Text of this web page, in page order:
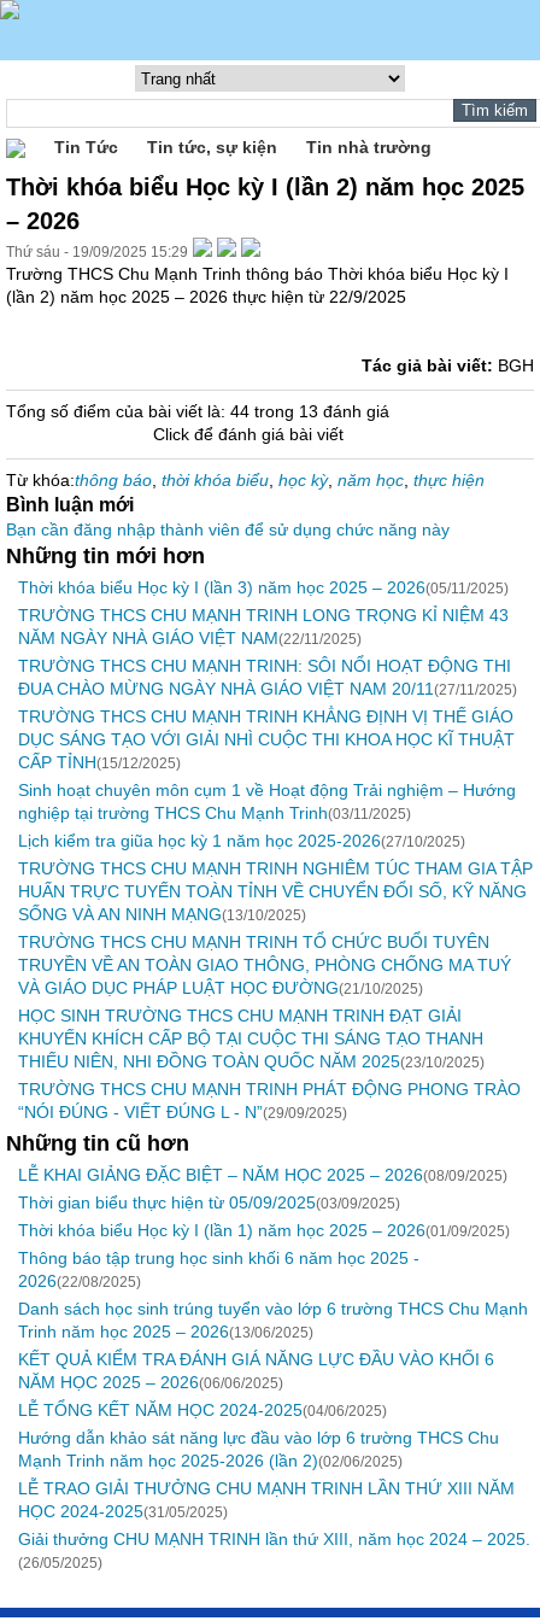
Tin Tức Tin tức, sự kiện Tin nhà trường
Thời khóa biểu Học kỳ I (lần 2) năm học 2025
– 2026
Thứ sáu - 19/09/2025 15:29
Trường THCS Chu Mạnh Trinh thông báo Thời khóa biểu Học kỳ I
(lần 2) năm học 2025 – 2026 thực hiện từ 22/9/2025
Tác giả bài viết: BGH
Tổng số điểm của bài viết là: 44 trong 13 đánh giá
Click để đánh giá bài viết
Từ khóa:thông báo thời khóa biểu học kỳ, năm học thực hiện
Bình luận mới
Bạn cần đăng nhập thành viên để sử dụng chức năng này
Những tin mới hơn
Thời khóa biểu Học kỳ I (lần 3) năm học 2025 – 2026(05/11/2025)
TRƯỜNG THCS CHU MẠNH TRINH LONG TRỌNG KỈ NIỆM 43
NĂM NGÀY NHÀ GIÁO VIỆT NAM(22/11/2025)
TRƯỜNG THCS CHU MẠNH TRINH: SÔI NỔI HOẠT ĐỘNG THI
ĐUA CHÀO MỪNG NGÀY NHÀ GIÁO VIỆT NAM 20/11 (27/11/2025)
TRƯỜNG THCS CHU MẠNH TRINH KHẲNG ĐỊNH VỊ THẾ GIÁO
DỤC SÁNG TẠO VỚI GIẢI NHÌ CUỘC THI KHOA HỌC KĨ THUẬT
CẤP TỈNH(15/12/2025)
Sinh hoạt chuyên môn cụm 1 về Hoạt động Trải nghiệm – Hướng
nghiệp tại trường THCS Chu Mạnh Trinh(03/11/2025)
Lịch kiểm tra giũa học kỳ 1 năm học 2025-2026(27/10/2025)
TRƯỜNG THCS CHU MẠNH TRINH NGHIÊM TÚC THAM GIA TẬP
HUẤN TRỰC TUYẾN TOÀN TỈNH VỀ CHUYỂN ĐỔI SỐ, KỸ NĂNG
SỐNG VÀ AN NINH MẠNG(13/10/2025)
TRƯỜNG THCS CHU MẠNH TRINH TỔ CHỨC BUỔI TUYÊN
TRUYỀN VỀ AN TOÀN GIAO THÔNG, PHÒNG CHỐNG MA TUÝ
VÀ GIÁO DỤC PHÁP LUẬT HỌC ĐƯỜNG(21/10/2025)
HỌC SINH TRƯỜNG THCS CHU MẠNH TRINH ĐẠT GIẢI
KHUYẾN KHÍCH CẤP BỘ TẠI CUỘC THI SÁNG TẠO THANH
THIẾU NIÊN, NHI ĐỒNG TOÀN QUỐC NĂM 2025(23/10/2025)
TRƯỜNG THCS CHU MẠNH TRINH PHÁT ĐỘNG PHONG TRÀO
“NÓI ĐÚNG - VIẾT ĐÚNG L - N”(29/09/2025)
Những tin cũ hơn
LỄ KHAI GIẢNG ĐẶC BIỆT – NĂM HỌC 2025 – 2026(08/09/2025)
Thời gian biểu thực hiện từ 05/09/2025(03/09/2025)
Thời khóa biểu Học kỳ I (lần 1) năm học 2025 – 2026(01/09/2025)
Thông báo tập trung học sinh khối 6 năm học 2025 -
2026(22/08/2025)
Danh sách học sinh trúng tuyển vào lớp 6 trường THCS Chu Mạnh
Trinh năm học 2025 – 2026(13/06/2025)
KẾT QUẢ KIỂM TRA ĐÁNH GIÁ NĂNG LỰC ĐẦU VÀO KHỐI 6
NĂM HỌC 2025 – 2026(06/06/2025)
LỄ TỔNG KẾT NĂM HỌC 2024-2025(04/06/2025)
Hướng dẫn khảo sát năng lực đầu vào lớp 6 trường THCS Chu
Mạnh Trinh năm học 2025-2026 (lần 2)(02/06/2025)
LỄ TRAO GIẢI THƯỞNG CHU MẠNH TRINH LẦN THỨ XIII NĂM
HỌC 2024-2025(31/05/2025)
Giải thưởng CHU MẠNH TRINH lần thứ XIII, năm học 2024 – 2025.
(26/05/2025)